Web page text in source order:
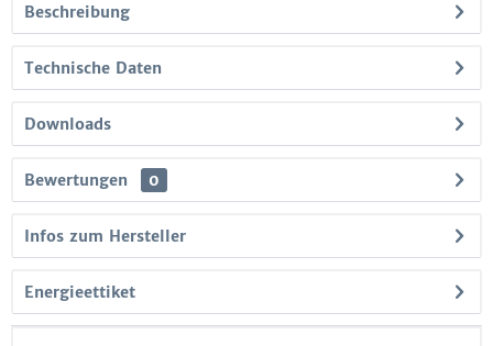
Beschreibung
Technische Daten
Downloads
Bewertungen 0
Infos zum Hersteller
Energieettiket